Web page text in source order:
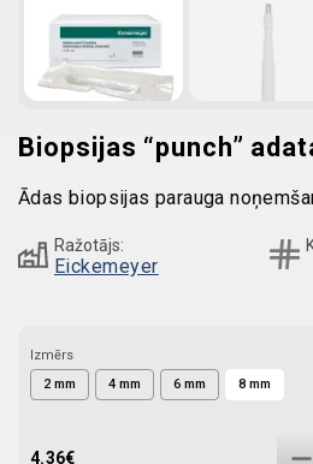
Biopsijas “punch”
Ādas biopsijas parauga
Ražotājs:
Eickemeyer
Izmērs
2 mm
4 mm 6 mm 8 mm
4.36€